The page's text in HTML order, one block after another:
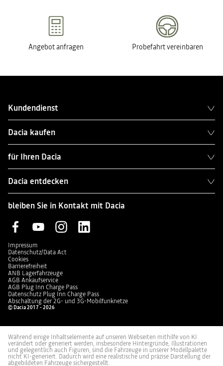
Angebot anfragen Probefahrt vereinbaren
Kundendienst
Dacia kaufen
für Ihren Dacia
Dacia entdecken
bleiben Sie in Kontakt mit Dacia
Impressum
Datenschutz/Data Act
Cookies
Barrierefreiheit
ANB Lagerfahrzeuge
AGB Ankaufservice
AGB Plug Inn Charge Pass
Datenschutz Plug Inn Charge Pass
Abschaltung der 2G- und 3G-Mobilfunknetze
© Dacia 2017 - 2026
Während einige Inhaltselemente auf unseren Webseiten mithilfe von KI
verändert oder generiert werden, insbesondere Hintergründe, Illustrationen
und gelegentlich auch Figuren, sind die Fahrzeuge in unserer Modellpalette
nicht KI-generiert. Dadurch wird eine realistische und präzise Darstellung der
abgebildeten Fahrzeuge sichergestellt.